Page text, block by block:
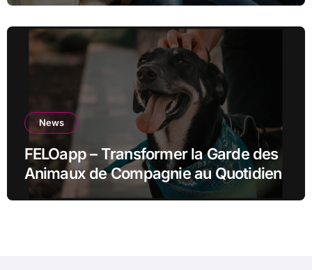
News
FELOapp – Transformer la Garde des
Animaux de Compagnie au Quotidien